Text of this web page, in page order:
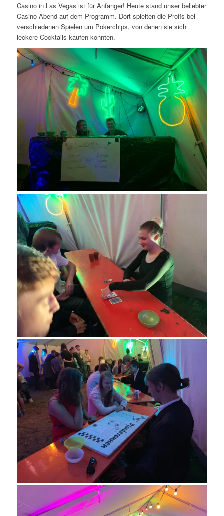
Casino in Las Vegas ist für Anfänger! Heute stand unser beliebter
Casino Abend auf dem Programm. Dort spielten die Profis bei
verschiedenen Spielen um Pokerchips, von denen sie sich
leckere Cocktails kaufen konnten.